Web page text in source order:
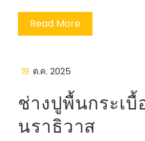
Read More
19 ต.ค. 2025
ช่างปูพื้นกระเบื้
นราธิวาส